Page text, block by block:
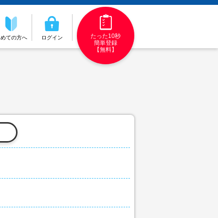
ての方へ ログイン
たった10秒
簡単登録
【無料】